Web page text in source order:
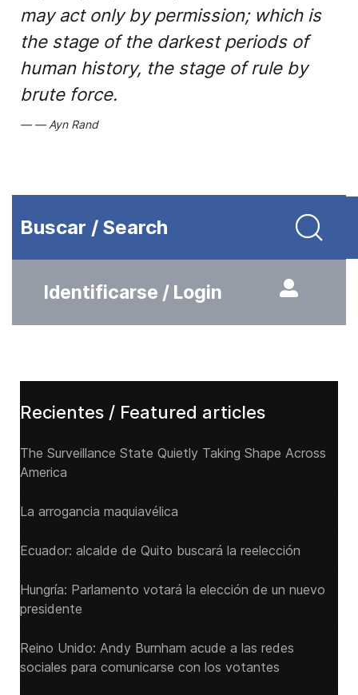
may act only by permission; which is
the stage of the darkest periods of
human history, the stage of rule by
brute force.
Ayn Rand
Buscar / Search
Identificarse / Login
Recientes / Featured articles
The Surveillance State Quietly Taking Shape Across
America
La arrogancia maquiavélica
Ecuador: alcalde de Quito buscará la reelección
Hungría: Parlamento votará la elección de un nuevo
presidente
Reino Unido: Andy ‌Burnham acude a las redes
sociales para comunicarse con los votantes